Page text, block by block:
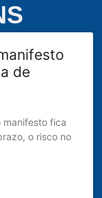
de
manifesto fica
o risco no